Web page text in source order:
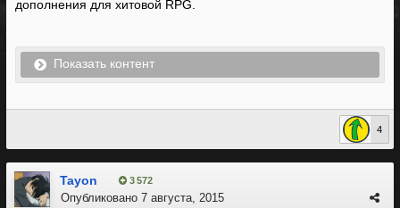
дополнения для хитовой RPG.
Показать контент
4
Tayon 3 572
Опубликовано 7 августа, 2015